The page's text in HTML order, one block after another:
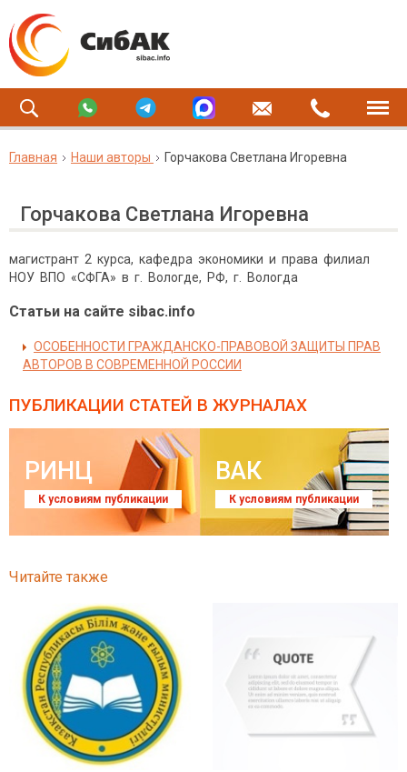
Главная Наши авторы Горчакова Светлана Игоревна
Горчакова Светлана Игоревна
магистрант 2 курса, кафедра экономики и права филиал
НОУ ВПО «СФГА» в г. Вологде, РФ, г. Вологда
Статьи на сайте sibac.info
ОСОБЕННОСТИ ГРАЖДАНСКО-ПРАВОВОЙ ЗАЩИТЫ ПРАВ
АВТОРОВ В СОВРЕМЕННОЙ РОССИИ
ПУБЛИКАЦИИ СТАТЕЙ В ЖУРНАЛАХ
РИНЦ
К условиям публикации
ВАК
К условиям публикации
Читайте также